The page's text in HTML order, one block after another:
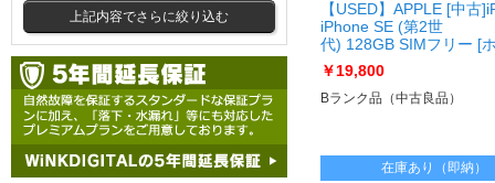
【USED】APPLE [中古
iPhone SE (第2世
代) 128GB SIMフリー [
ト]
[USED]u061590
フリー [ホワイト]
￥19,800
Bランク品（中古良品）
在庫あり（即納）
上記内容でさらに絞り込む